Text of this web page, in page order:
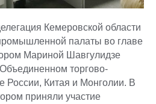
Кемеровской области
палаты во главе
Мариной Шавгулидзе
торгово-
России, Китая и Монголии. В
приняли участие